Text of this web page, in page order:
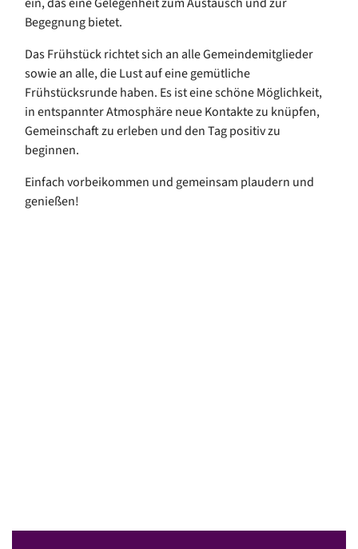
Begegnung bietet.
Das Frühstück richtet sich an alle Gemeindemitglieder
sowie an alle, die Lust auf eine gemütliche
Frühstücksrunde haben. Es ist eine schöne Möglichkeit,
in entspannter Atmosphäre neue Kontakte zu knüpfen,
Gemeinschaft zu erleben und den Tag positiv zu
beginnen.
Einfach vorbeikommen und gemeinsam plaudern und
genießen!